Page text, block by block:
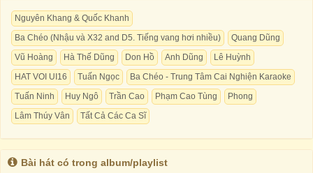
Nguyên Khang & Quốc Khanh
Ba Chéo (Nhậu và X32 and D5. Tiếng vang hơi nhiều)
Quang Dũng
Vũ Hoàng
Hà Thế Dũng Don Hồ Anh Dũng
Lê Huỳnh
HAT VOI UI16
Tuấn Ngọc
Ba Chéo - Trung Tâm Cai Nghiện Karaoke
Tuấn Ninh
Huy Ngô Trần Cao Phạm Cao Tùng
Phong
Lâm Thúy Vân
Tất Cả Các Ca Sĩ
Bài hát có trong album/playlist